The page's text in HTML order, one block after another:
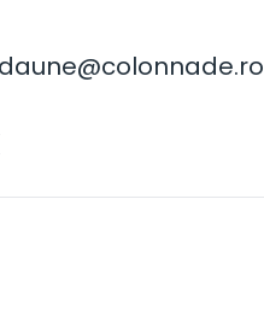
daune@colonnade.ro